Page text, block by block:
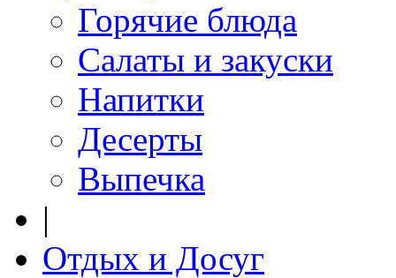
Горячие блюда
Салаты и закуски
Напитки
Десерты
Выпечка
|
Отдых и Досуг